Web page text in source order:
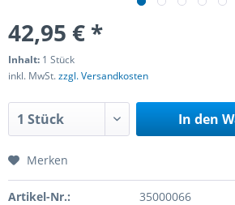
42,95 € *
Inhalt: 1 Stück
inkl. MwSt.zzgl. Versandkosten
In den
Merken
Artikel-Nr.: 35000066